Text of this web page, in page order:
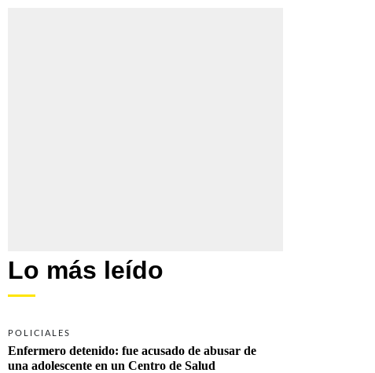
Lo más leído
POLICIALES
Enfermero detenido: fue acusado de abusar de
una adolescente en un Centro de Salud